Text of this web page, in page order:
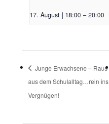
17. August | 18:00 – 20:00
Junge Erwachsene – Raus
aus dem Schulalltag…rein ins
Vergnügen!